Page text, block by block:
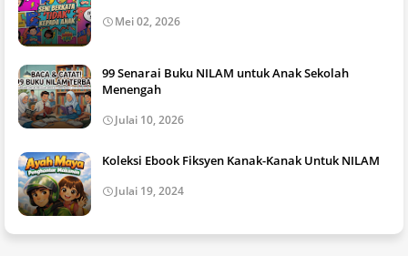
Mei 02, 2026
99 Senarai Buku NILAM untuk Anak Sekolah
Menengah
Julai 10, 2026
Koleksi Ebook Fiksyen Kanak-Kanak Untuk NILAM
Julai 19, 2024